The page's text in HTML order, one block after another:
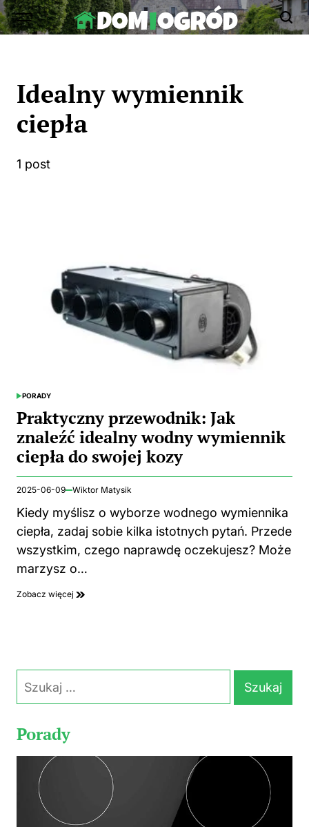
Skip
to
Idealny wymiennik
ciepła
1 post
POSTED
PORADY
Praktyczny przewodnik: Jak
znaleźć idealny wodny wymiennik
ciepła do swojej kozy
2025-06-09 Wiktor Matysik
Kiedy myślisz o wyborze wodnego wymiennika
ciepła, zadaj sobie kilka istotnych pytań. Przede
wszystkim, czego naprawdę oczekujesz? Może
marzysz o…
Zobacz więcej
Szukaj:
Porady